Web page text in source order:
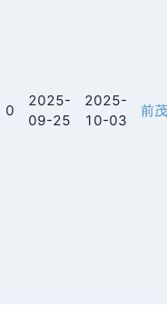
0
2025-
09-25
2025-
10-03
前